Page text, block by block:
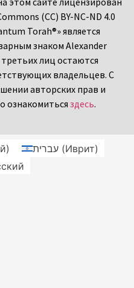
(CC) BY-NC-ND 4.0
Torah®» является
знаком Alexander
лиц остаются
владельцев. С
авторских прав и
ознакомиться здесь.
) עברית(Иврит)